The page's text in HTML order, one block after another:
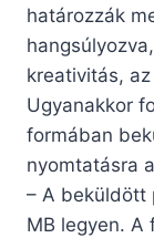
határozzák
kreativitás,
Ugyanakkor
formában
nyomtatásra
– A beküldött
MB legyen. A